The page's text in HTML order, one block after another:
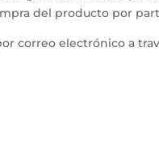
del producto por
correo electrónico a